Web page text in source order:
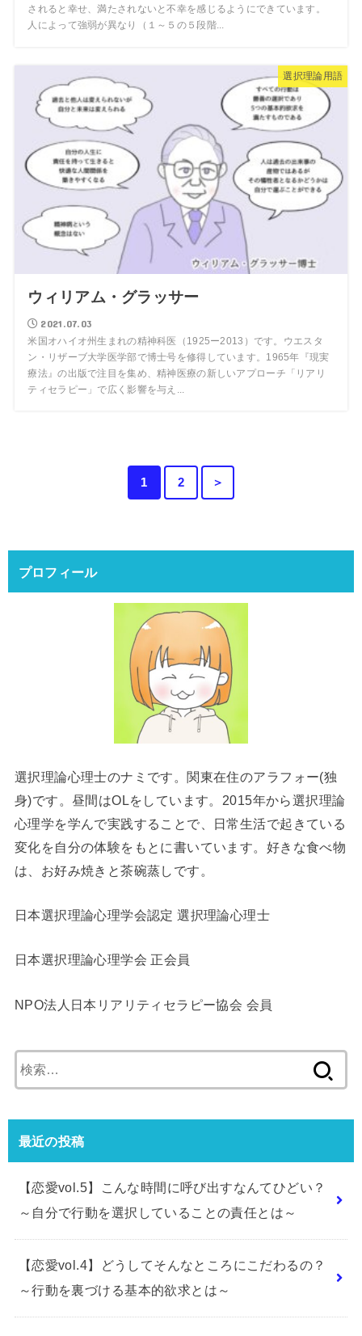
されると幸せ、満たされないと不幸を感じるようにできています。
人によって強弱が異なり（１～５の５段階...
選択理論用語
ウィリアム・グラッサー
2021.07.03
米国オハイオ州生まれの精神科医（1925ー2013）です。ウエスタ
ン・リザーブ大学医学部で博士号を修得しています。1965年『現実
療法』の出版で注目を集め、精神医療の新しいアプローチ「リアリ
ティセラピー」で広く影響を与え...
1 2 ＞
プロフィール
選択理論心理士のナミです。関東在住のアラフォー(独
身)です。昼間はOLをしています。2015年から選択理論
心理学を学んで実践することで、日常生活で起きている
変化を自分の体験をもとに書いています。好きな食べ物
は、お好み焼きと茶碗蒸しです。
日本選択理論心理学会認定 選択理論心理士
日本選択理論心理学会 正会員
NPO法人日本リアリティセラピー協会 会員
索:
最近の投稿
【恋愛vol.5】こんな時間に呼び出すなんてひどい？
～自分で行動を選択していることの責任とは～
【恋愛vol.4】どうしてそんなところにこだわるの？
～行動を裏づける基本的欲求とは～